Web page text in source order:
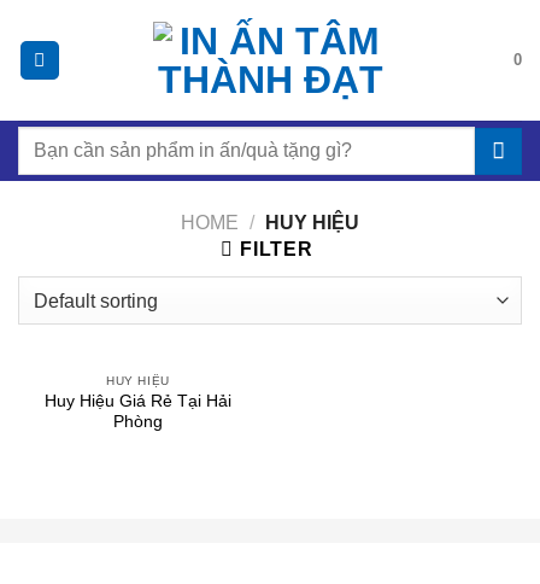
đến
nội
0
Search
HOME /
HUY HIỆU
FILTER
HUY HIỆU
Huy Hiệu Giá Rẻ Tại Hải
Phòng